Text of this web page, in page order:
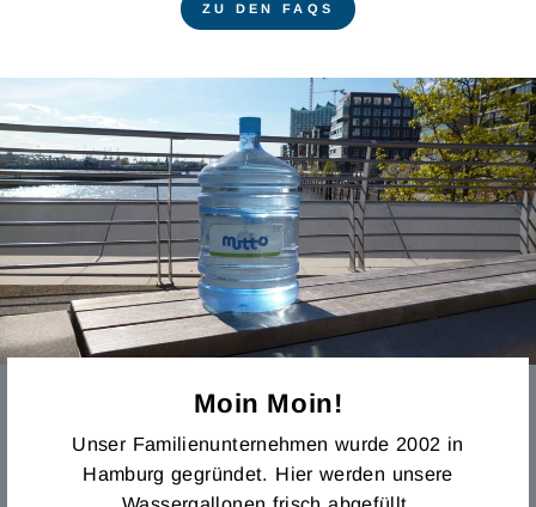
ZU DEN FAQS
Moin Moin!
Unser Familienunternehmen wurde 2002 in
Hamburg gegründet. Hier werden unsere